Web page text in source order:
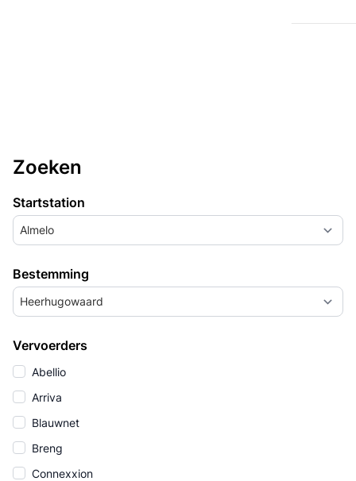
Zoeken
Startstation
Almelo
Bestemming
Heerhugowaard
Vervoerders
Abellio
Arriva
Blauwnet
Breng
Connexxion